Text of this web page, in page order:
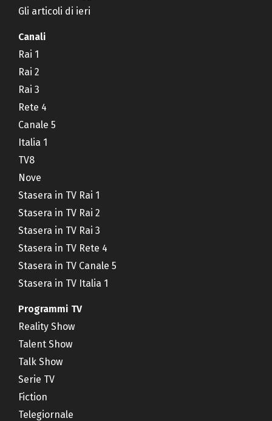
Gli articoli di ieri
Canali
Rai 1
Rai 2
Rai 3
Rete 4
Canale 5
Italia 1
TV8
Nove
Stasera in TV Rai 1
Stasera in TV Rai 2
Stasera in TV Rai 3
Stasera in TV Rete 4
Stasera in TV Canale 5
Stasera in TV Italia 1
Programmi TV
Reality Show
Talent Show
Talk Show
Serie TV
Fiction
Telegiornale